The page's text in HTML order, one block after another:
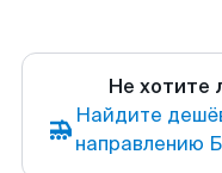
Не хотите
Найдите
направлению